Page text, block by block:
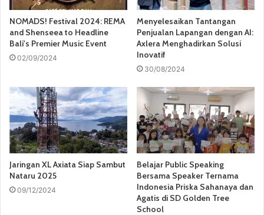
NOMADS! Festival 2024: REMA
and Shenseea to Headline
Bali's Premier Music Event
02/09/2024
Menyelesaikan Tantangan
Penjualan Lapangan dengan AI:
Axlera Menghadirkan Solusi
Inovatif
30/08/2024
Jaringan XL Axiata Siap Sambut
Nataru 2025
09/12/2024
Belajar Public Speaking
Bersama Speaker Ternama
Indonesia Priska Sahanaya dan
Agatis di SD Golden Tree
School